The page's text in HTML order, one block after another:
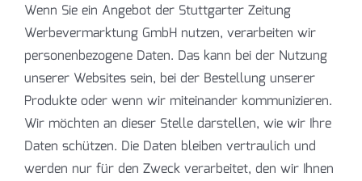
Wenn Sie ein Angebot der Stuttgarter Zeitung
Werbevermarktung GmbH nutzen, verarbeiten wir
personenbezogene Daten. Das kann bei der Nutzung
unserer Websites sein, bei der Bestellung unserer
Produkte oder wenn wir miteinander kommunizieren.
Wir möchten an dieser Stelle darstellen, wie wir Ihre
Daten schützen. Die Daten bleiben vertraulich und
werden nur für den Zweck verarbeitet, den wir Ihnen